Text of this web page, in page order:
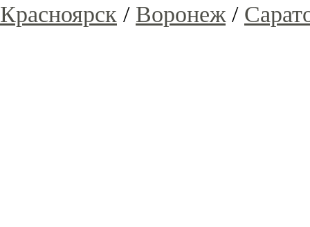
Красноярск / Воронеж /